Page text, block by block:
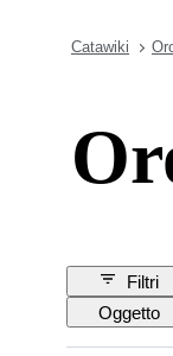
Catawiki
Filtri
Oggetto